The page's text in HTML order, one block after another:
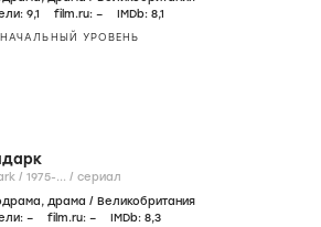
9,1 film.ru: – IMDb: 8,1
НАЧАЛЬНЫЙ УРОВЕНЬ
Poldark / 1975-... / сериал
, драма / Великобритания
– film.ru: – IMDb: 8,3